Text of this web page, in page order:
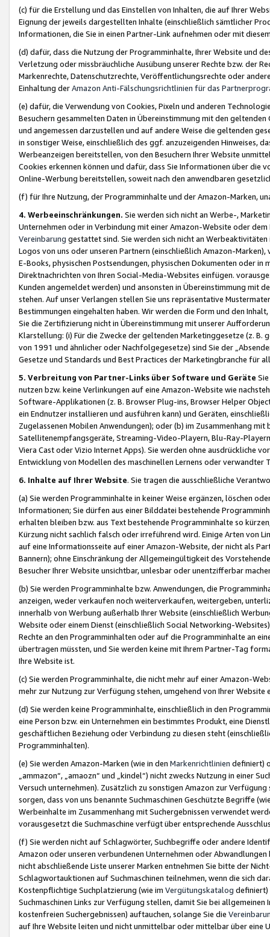
(c) für die Erstellung und das Einstellen von Inhalten, die auf Ihrer
Eignung der jeweils dargestellten Inhalte (einschließlich sämtlicher
Informationen, die Sie in einen Partner-Link aufnehmen oder mit
(d) dafür, dass die Nutzung der Programminhalte, Ihrer Website und
Verletzung oder missbräuchliche Ausübung unserer Rechte bzw. der
Markenrechte, Datenschutzrechte, Veröffentlichungsrechte oder
Einhaltung derAmazon Anti-Fälschungsrichtlinien für das
(e) dafür, die Verwendung von Cookies, Pixeln und anderen
Besuchern gesammelten Daten in Übereinstimmung mit den
und angemessen darzustellen und auf andere Weise die geltenden
in sonstiger Weise, einschließlich des ggf. anzuzeigenden Hinweises,
Werbeanzeigen bereitstellen, von den Besuchern Ihrer Website
Cookies erkennen können und dafür, dass Sie Informationen über die
Online-Werbung bereitstellen, soweit nach den anwendbaren
(f) für Ihre Nutzung, der Programminhalte und der Amazon-Marken,
4. Werbeeinschränkungen. Sie werden sich nicht an Werbe-,
Unternehmen oder in Verbindung mit einer Amazon-Website oder
Vereinbarung gestattet sind. Sie werden sich nicht an
Logos von uns oder unseren Partnern (einschließlich Amazon-
E-Books, physischen Postsendungen, physischen Dokumenten oder in
Direktnachrichten von Ihren Social-Media-Websites einfügen.
Kunden angemeldet werden) und ansonsten in Übereinstimmung mit
stehen. Auf unser Verlangen stellen Sie uns repräsentative
Bestimmungen eingehalten haben. Wir werden die Form und den
Sie die Zertifizierung nicht in Übereinstimmung mit unserer
Klarstellung: (i) Für die Zwecke der geltenden Marketinggesetze (z. B.
von 1991 und ähnlicher oder Nachfolgegesetze) sind Sie der
Gesetze und Standards und Best Practices der Marketingbranche für
5. Verbreitung von Partner-Links über Software und Geräte
nutzen bzw. keine Verlinkungen auf eine Amazon-Website wie
Software-Applikationen (z. B. Browser Plug-ins, Browser Helper
ein Endnutzer installieren und ausführen kann) und Geräten,
Zugelassenen Mobilen Anwendungen); oder (b) im Zusammenhang
Satellitenempfangsgeräte, Streaming-Video-Playern, Blu-Ray-
Viera Cast oder Vizio Internet Apps). Sie werden ohne ausdrückliche
Entwicklung von Modellen des maschinellen Lernens oder
6. Inhalte auf Ihrer Website. Sie tragen die ausschließliche
(a) Sie werden Programminhalte in keiner Weise ergänzen, löschen
Informationen; Sie dürfen aus einer Bilddatei bestehende
erhalten bleiben bzw. aus Text bestehende Programminhalte so
Kürzung nicht sachlich falsch oder irreführend wird. Einige Arten von
auf eine Informationsseite auf einer Amazon-Website, der nicht als
Bannern); ohne Einschränkung der Allgemeingültigkeit des
Besucher Ihrer Website unsichtbar, unlesbar oder unentzifferbar
(b) Sie werden Programminhalte bzw. Anwendungen, die
anzeigen, weder verkaufen noch weiterverkaufen, weitergeben,
innerhalb von Werbung außerhalb Ihrer Website (einschließlich
Website oder einem Dienst (einschließlich Social Networking-
Rechte an den Programminhalten oder auf die Programminhalte an
übertragen müssten, und Sie werden keine mit Ihrem Partner-Tag
Ihre Website ist.
(c) Sie werden Programminhalte, die nicht mehr auf einer Amazon-
mehr zur Nutzung zur Verfügung stehen, umgehend von Ihrer
(d) Sie werden keine Programminhalte, einschließlich in den
eine Person bzw. ein Unternehmen ein bestimmtes Produkt, eine
geschäftlichen Beziehung oder Verbindung zu diesen steht
Programminhalten).
(e) Sie werden Amazon-Marken (wie in den Markenrichtlinien definiert)
„ammazon“, „amaozn“ und „kindel“) nicht zwecks Nutzung in einer
Versuch unternehmen). Zusätzlich zu sonstigen Amazon zur
sorgen, dass von uns benannte Suchmaschinen Geschützte Begriffe
Werbeinhalte im Zusammenhang mit Suchergebnissen verwendet
vorausgesetzt die Suchmaschine verfügt über entsprechende
(f) Sie werden nicht auf Schlagwörter, Suchbegriffe oder andere
Amazon oder unseren verbundenen Unternehmen oder
nicht abschließende Liste unserer Marken entnehmen Sie bitte der
Schlagwortauktionen auf Suchmaschinen teilnehmen, wenn die sich
Kostenpflichtige Suchplatzierung (wie im Vergütungskatalog definiert)
Suchmaschinen Links zur Verfügung stellen, damit Sie bei
kostenfreien Suchergebnissen) auftauchen, solange Sie die
auf Ihre Website leiten und nicht unmittelbar oder mittelbar über eine